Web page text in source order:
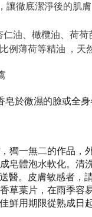
讓徹底潔淨後的肌
油、橄欖油、荷
例薄荷等精油 ，天
皂於微濕的臉或全
獨一無二的作品，
皂體泡水軟化。清
醫。皮膚敏感者，
草葉片，在雨季容
鮮用期限從熟成日